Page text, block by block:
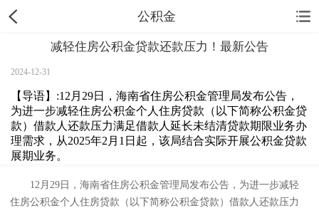
公积金
减轻住房公积金贷款还款压力！最新公告
2024-12-31
【导语】:12月29日，海南省住房公积金管理局发布公告，
为进一步减轻住房公积金个人住房贷款（以下简称公积金贷
款）借款人还款压力满足借款人延长未结清贷款期限业务办
理需求，从2025年2月1日起，该局结合实际开展公积金贷款
展期业务。
12月29日，海南省住房公积金管理局发布公告，为进一步减轻
住房公积金个人住房贷款（以下简称公积金贷款）借款人还款压力